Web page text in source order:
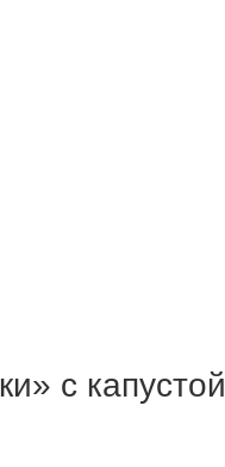
с капустой